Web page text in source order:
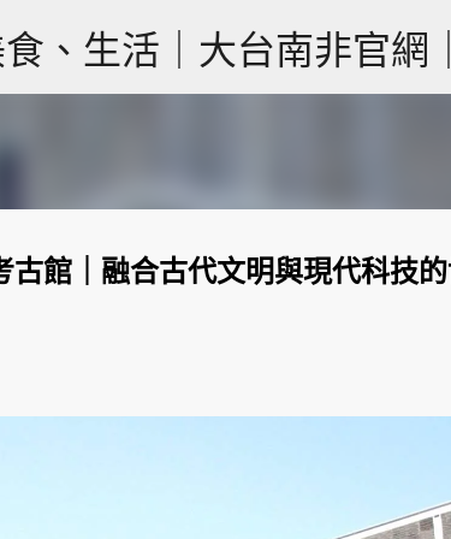
跳到主要內容
、生活｜大台南非官網
館｜融合古代文明與現代科技